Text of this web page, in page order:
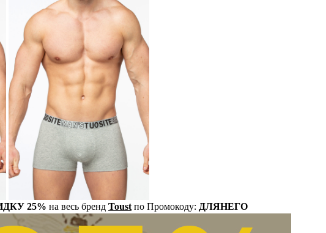
25% на весь бренд Toust по Промокоду: ДЛЯНЕГО